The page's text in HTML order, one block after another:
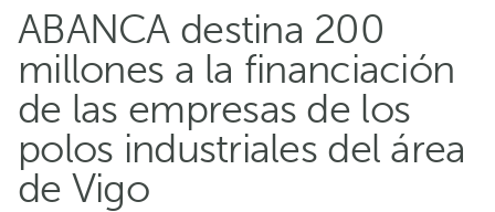
ABANCA destina 200
millones a la financiación
de las empresas de los
polos industriales del área
de Vigo